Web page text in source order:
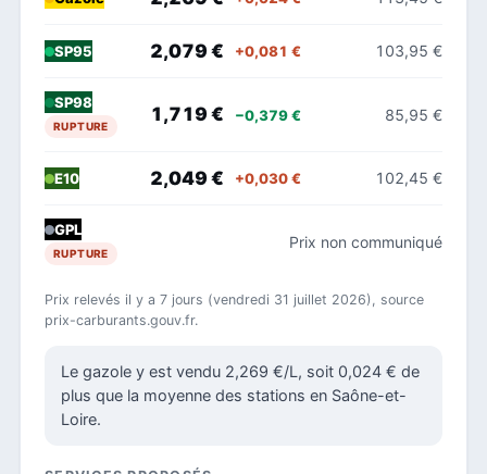
SP95 2,079 € +0,081 € 103,95 €
SP98
RUPTURE
1,719 € −0,379 € 85,95 €
E10 2,049 € +0,030 € 102,45 €
GPL
RUPTURE
Prix non communiqué
Prix relevés il y a 7 jours (vendredi 31 juillet 2026), source
prix-carburants.gouv.fr.
Le gazole y est vendu 2,269 €/L, soit 0,024 € de
plus que la moyenne des stations en Saône-et-
Loire.